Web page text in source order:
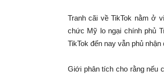
Tranh cãi về TikTok nằm ở
chức Mỹ lo ngại chính phủ
TikTok đến nay vẫn phủ nhận
Giới phân tích cho rằng nếu